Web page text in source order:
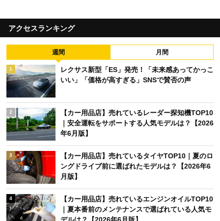
アクセスランキング
週間 月間
1
レクサス新型「ES」発売！「未来感あってかっこ
いい」「価格が高すぎる」SNSで賛否の声
2
【カー用品店】売れているレーダー探知機TOP10
｜安全運転をサポートする人気モデルは？【2026
年6月版】
3
【カー用品店】売れているタイヤTOP10｜夏のロ
ングドライブ前に選ばれたモデルは？【2026年6
月版】
4
【カー用品店】売れているエンジンオイルTOP10
｜夏本番前のメンテナンスで選ばれている人気モ
デルは？【2026年6月版】